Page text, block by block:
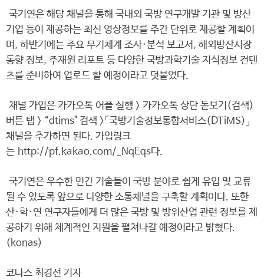
국기연은 해당 채널을 통해 국내외 국방 연구개발 기관 및 방산
기업 등이 제공하는 최신 영상정보를 주간 단위로 제공할 계획이
며, 하반기에는 주요 무기체계 조사·분석 보고서, 해외방산시장
동향 정보, 주재원 리포트 등 다양한 국방과학기술 지식정보 컨텐
츠를 준비하여 업로드 할 예정이라고 덧붙였다.
채널 가입은 카카오톡 어플 실행 > 카카오톡 상단 돋보기(검색)
버튼 탭 > “dtims" 검색 >「국방기술정보통합서비스(DTiMS)」
채널을 추가하면 된다. 가입링크
는 http://pf.kakao.com/_NqEqs다.
국기연은 우수한 민간 기술들이 국방 분야로 쉽게 유입 및 교류
될 수 있도록 앞으로 다양한 소통채널을 구축할 계획이다. 또한
산·학·연 연구자들에게 더 많은 국방 및 방위산업 관련 정보를 제
공하기 위해 체계적인 지원을 펼쳐나갈 예정이라고 밝혔다.
(konas)
코나스 최경선 기자